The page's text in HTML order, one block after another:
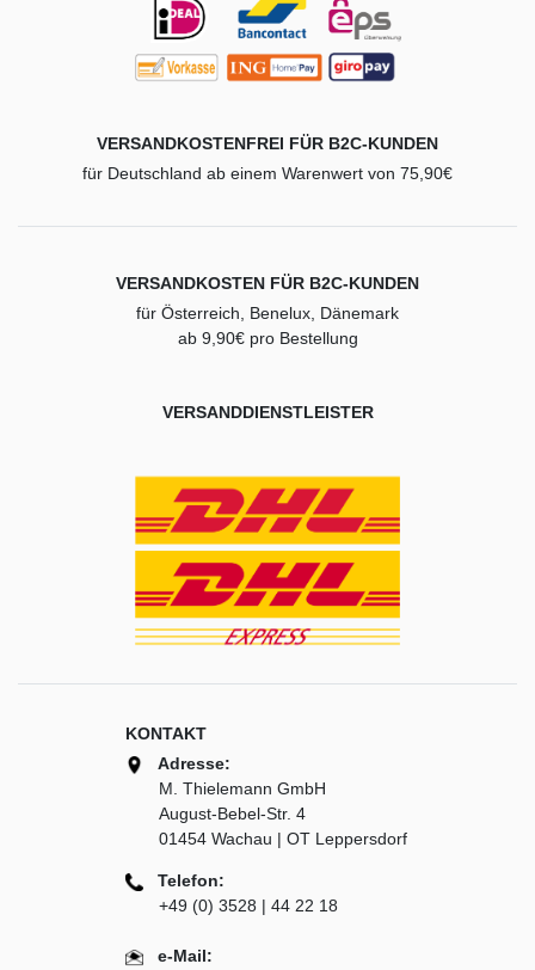
VERSANDKOSTENFREI FÜR B2C-KUNDEN
für Deutschland ab einem Warenwert von 75,90€
VERSANDKOSTEN FÜR B2C-KUNDEN
für Österreich, Benelux, Dänemark
ab 9,90€ pro Bestellung
VERSANDDIENSTLEISTER
KONTAKT
Adresse:
M. Thielemann GmbH
August-Bebel-Str. 4
01454 Wachau | OT Leppersdorf
Telefon:
+49 (0) 3528 | 44 22 18
e-Mail: